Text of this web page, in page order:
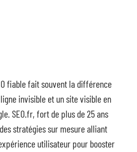
fiable fait souvent la différence
invisible et un site visible en
SEO.fr, fort de plus de 25 ans
stratégies sur mesure alliant
utilisateur pour booster